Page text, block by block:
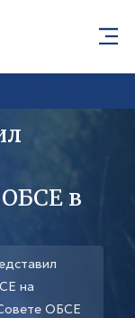
в
на
ОБСЕ